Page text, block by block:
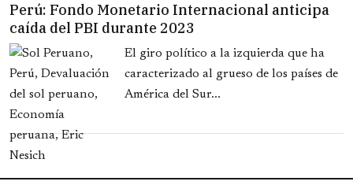
Perú: Fondo Monetario Internacional anticipa
caída del PBI durante 2023
El giro político a la izquierda que ha
caracterizado al grueso de los países de
América del Sur...